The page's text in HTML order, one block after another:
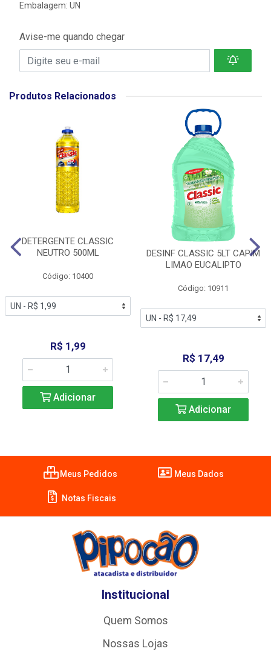
Embalagem: UN
Avise-me quando chegar
Produtos Relacionados
DETERGENTE CLASSIC
NEUTRO 500ML
Código: 10400
R$ 1,99
Adicionar
DESINF CLASSIC 5LT CAPIM
LIMAO EUCALIPTO
Código: 10911
R$ 17,49
Adicionar
Meus Pedidos Meus Dados
Notas Fiscais
Institucional
Quem Somos
Nossas Lojas